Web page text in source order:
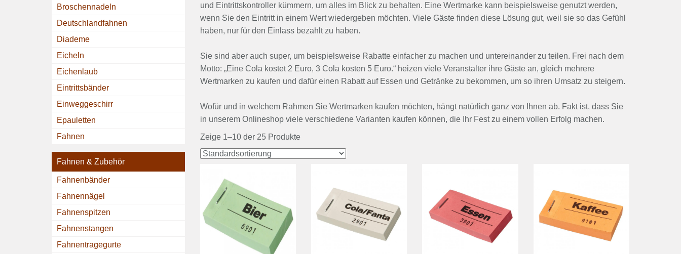
Broschennadeln
Deutschlandfahnen
Diademe
Eicheln
Eichenlaub
Eintrittsbänder
Einweggeschirr
Epauletten
Fahnen
Fahnen & Zubehör
Fahnenbänder
Fahnennägel
Fahnenspitzen
Fahnenstangen
Fahnentragegurte
und Eintrittskontroller kümmern, um alles im Blick zu behalten. Eine Wertmarke kann beispielsweise genutzt werden,
wenn Sie den Eintritt in einem Wert wiedergeben möchten. Viele Gäste finden diese Lösung gut, weil sie so das Gefühl
haben, nur für den Einlass bezahlt zu haben.
Sie sind aber auch super, um beispielsweise Rabatte einfacher zu machen und untereinander zu teilen. Frei nach dem
Motto: „Eine Cola kostet 2 Euro, 3 Cola kosten 5 Euro.“ heizen viele Veranstalter ihre Gäste an, gleich mehrere
Wertmarken zu kaufen und dafür einen Rabatt auf Essen und Getränke zu bekommen, um so ihren Umsatz zu steigern.
Wofür und in welchem Rahmen Sie Wertmarken kaufen möchten, hängt natürlich ganz von Ihnen ab. Fakt ist, dass Sie
in unserem Onlineshop viele verschiedene Varianten kaufen können, die Ihr Fest zu einem vollen Erfolg machen.
Zeige 1–10 der 25 Produkte